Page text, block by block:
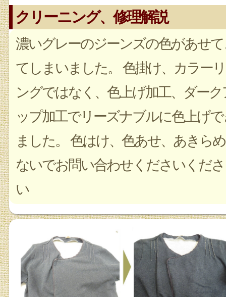
クリーニング、修理解説
濃いグレーのジーンズの色があせ
てしまいました。 色掛け、カラーリ
ングではなく、色上げ加工、ダーク
ップ加工でリーズナブルに色上げ
ました。 色はけ、色あせ、あきらめ
ないでお問い合わせくださいくださ
い